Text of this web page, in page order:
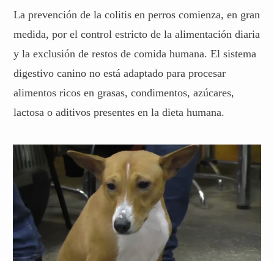
La prevención de la colitis en perros comienza, en gran
medida, por el control estricto de la alimentación diaria
y la exclusión de restos de comida humana. El sistema
digestivo canino no está adaptado para procesar
alimentos ricos en grasas, condimentos, azúcares,
lactosa o aditivos presentes en la dieta humana.